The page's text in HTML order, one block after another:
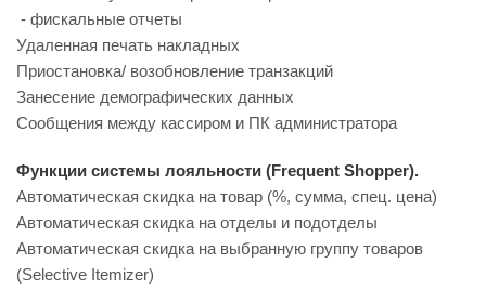
- фискальные отчеты
Удаленная печать накладных
Приостановка/ возобновление транзакций
Занесение демографических данных
Сообщения между кассиром и ПК администратора
Функции системы лояльности (Frequent Shopper).
Автоматическая скидка на товар (%, сумма, спец. цена)
Автоматическая скидка на отделы и подотделы
Автоматическая скидка на выбранную группу товаров
(Selective Itemizer)